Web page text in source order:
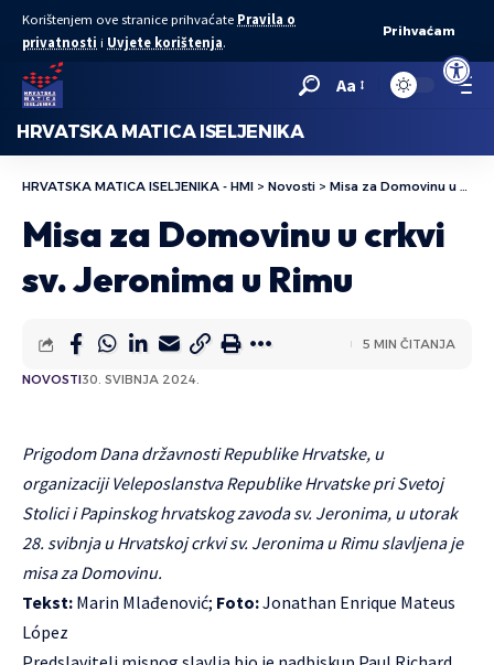
Korištenjem ove stranice prihvaćate Pravila o
privatnosti i Uvjete korištenja.
Prihvaćam
Aa
HRVATSKA MATICA ISELJENIKA
HRVATSKA MATICA ISELJENIKA - HMI > Novosti > Misa za Domovinu u crkvi sv. Jeronima u Rimu
Misa za Domovinu u crkvi
sv. Jeronima u Rimu
NOVOSTI30. SVIBNJA 2024.
5 MIN ČITANJA
Prigodom Dana državnosti Republike Hrvatske, u
organizaciji Veleposlanstva Republike Hrvatske pri Svetoj
Stolici i Papinskog hrvatskog zavoda sv. Jeronima, u utorak
28. svibnja u Hrvatskoj crkvi sv. Jeronima u Rimu slavljena je
misa za Domovinu.
Tekst: Marin Mlađenović; Foto:Jonathan Enrique Mateus
López
Open